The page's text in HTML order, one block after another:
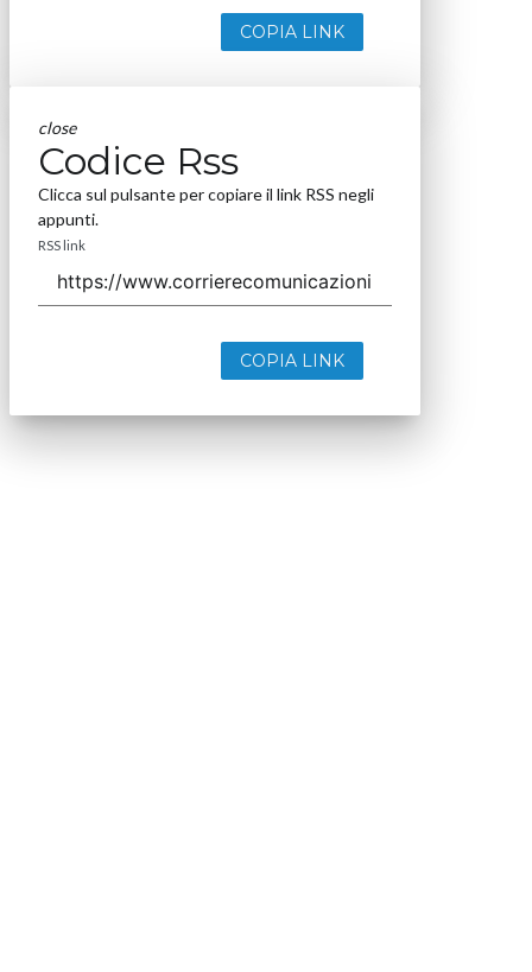
COPIA LINK
close
Codice Rss
Clicca sul pulsante per copiare il link RSS negli
appunti.
RSS link
COPIA LINK